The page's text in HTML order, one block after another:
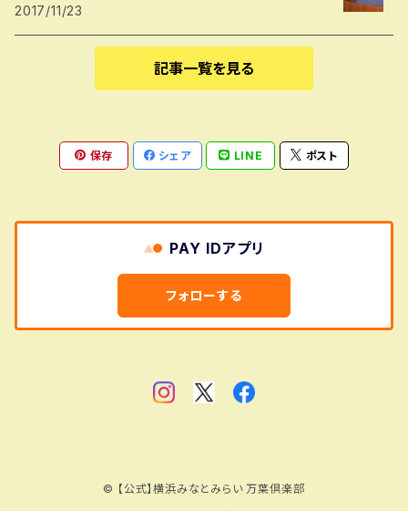
2017/11/23
記事一覧を見る
保存 シェア LINE ポスト
PAY IDアプリ
フォローする
© 【公式】横浜みなとみらい 万葉倶楽部